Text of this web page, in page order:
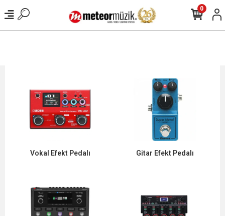
0
Vokal Efekt Pedalı Gitar Efekt Pedalı